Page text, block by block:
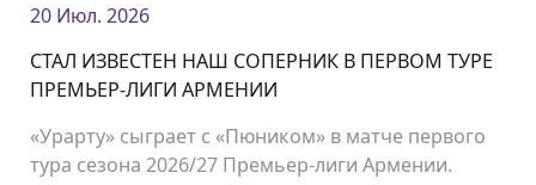
20 Июл. 2026
СТАЛ ИЗВЕСТЕН НАШ СОПЕРНИК В ПЕРВОМ ТУРЕ
ПРЕМЬЕР-ЛИГИ АРМЕНИИ
«Урарту» сыграет с «Пюником» в матче первого
тура сезона 2026/27 Премьер-лиги Армении.